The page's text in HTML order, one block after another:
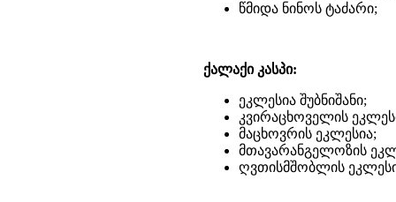
წმიდა ნინოს ტაძარი;
ქალაქი კასპი:
ეკლესია შუბნიშანი;
კვირაცხოველის
მაცხოვრის ეკლესია;
მთავარანგელოზის
ღვთისმშობლის